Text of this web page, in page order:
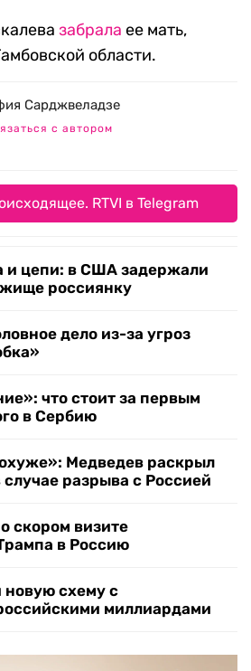
забрала ее мать,
области.
Сарджвеладзе
с автором
RTVI в Telegram
и цепи: в США задержали
россиянку
дело из-за угроз
что стоит за первым
в Сербию
Медведев раскрыл
разрыва с Россией
скором визите
в Россию
схему с
миллиардами